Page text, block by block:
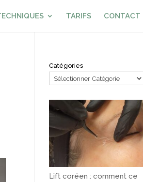
TARIFS CONTACT
Catégories
Lift coréen : comment ce